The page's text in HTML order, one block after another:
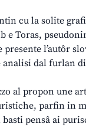
cu la solite
e Toras,
l’autôr
dal furlan
al propon une
parfin in
pensâ ai